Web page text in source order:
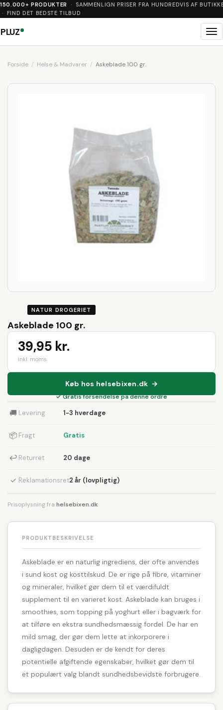
150.000+ PRODUKTER
· SAMMENLIGN PRISER FRA HUNDREDVIS AF
· FIND DET BEDSTE TILBUD
PLUZ
Forside Helse & Madvarer Askeblade 100 gr.
NATUR DROGERIET
Askeblade 100 gr.
39,95 kr.
inkl. moms
Køb hos helsebixen.dk →
✓ Gratis forsendelse på denne ordre
🚚 Levering 1-3 hverdage
📦 Fragt Gratis
↩ Returret 20 dage
✓ Reklamationsret2 år (lovpligtig)
Prisoplysning fra helsebixen.dk
PRODUKTBESKRIVELSE
Askeblade er en naturlig ingrediens, der ofte anvendes
i sund kost og kosttilskud. De er rige på fibre, vitaminer
og mineraler, hvilket gør dem til et værdifuldt
supplement til en varieret kost. Askeblade kan bruges i
smoothies, som topping på yoghurt eller i bagværk for
at tilføre en ekstra sundhedsmæssig fordel. De har en
mild smag, der gør dem lette at inkorporere i
dagligdagen. Desuden er de kendt for deres
potentielle afgiftende egenskaber, hvilket gør dem til
et populært valg blandt sundhedsbevidste forbrugere.